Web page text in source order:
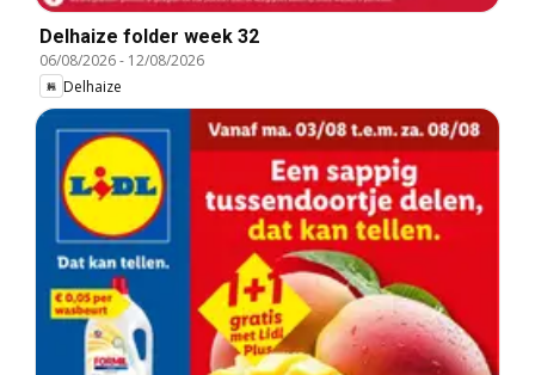
Delhaize folder week 32
06/08/2026- 12/08/2026
Delhaize